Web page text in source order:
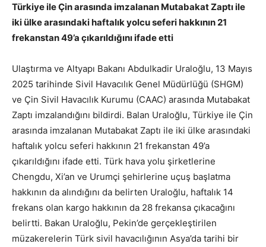
Türkiye ile Çin arasında imzalanan Mutabakat Zaptı ile
iki ülke arasındaki haftalık yolcu seferi hakkının 21
frekanstan 49’a çıkarıldığını ifade etti
Ulaştırma ve Altyapı Bakanı Abdulkadir Uraloğlu, 13 Mayıs
2025 tarihinde Sivil Havacılık Genel Müdürlüğü (SHGM)
ve Çin Sivil Havacılık Kurumu (CAAC) arasında Mutabakat
Zaptı imzalandığını bildirdi. Balan Uraloğlu, Türkiye ile Çin
arasında imzalanan Mutabakat Zaptı ile iki ülke arasındaki
haftalık yolcu seferi hakkının 21 frekanstan 49’a
çıkarıldığını ifade etti. Türk hava yolu şirketlerine
Chengdu, Xi’an ve Urumçi şehirlerine uçuş başlatma
hakkının da alındığını da belirten Uraloğlu, haftalık 14
frekans olan kargo hakkının da 28 frekansa çıkacağını
belirtti. Bakan Uraloğlu, Pekin’de gerçekleştirilen
müzakerelerin Türk sivil havacılığının Asya’da tarihi bir